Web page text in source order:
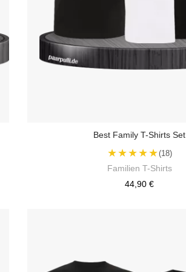
Best Family T-Shirts Set
★★★★★(18)
Familien T-Shirts
44,90 €